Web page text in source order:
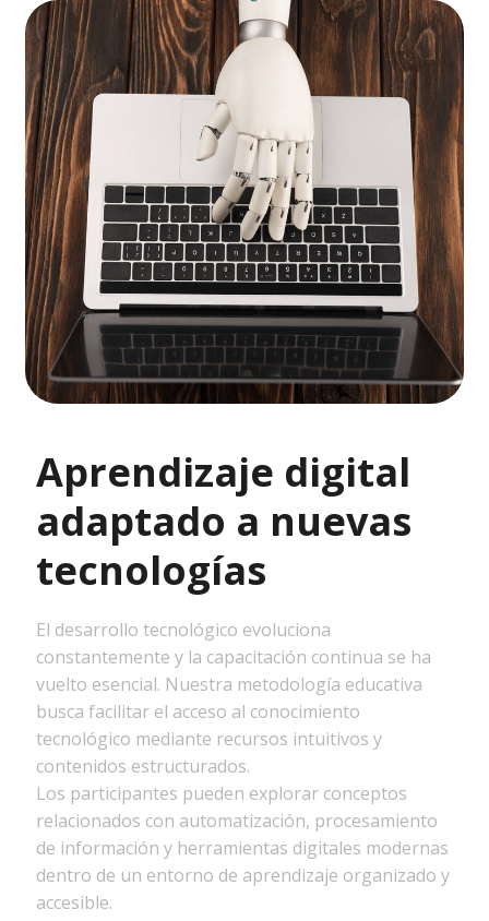
Aprendizaje digital
adaptado a nuevas
tecnologías
El desarrollo tecnológico evoluciona
constantemente y la capacitación continua se ha
vuelto esencial. Nuestra metodología educativa
busca facilitar el acceso al conocimiento
tecnológico mediante recursos intuitivos y
contenidos estructurados.
Los participantes pueden explorar conceptos
relacionados con automatización, procesamiento
de información y herramientas digitales modernas
dentro de un entorno de aprendizaje organizado y
accesible.